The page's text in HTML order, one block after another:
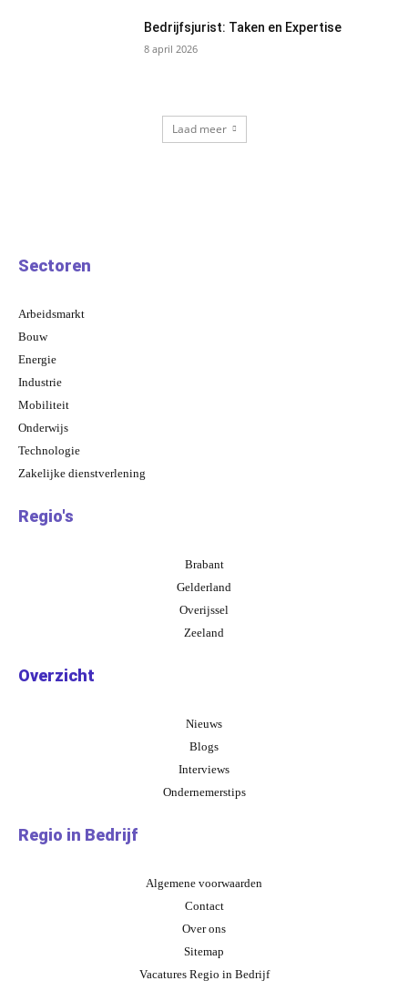
Bedrijfsjurist: Taken en Expertise
8 april 2026
Laad meer
Sectoren
Arbeidsmarkt
Bouw
Energie
Industrie
Mobiliteit
Onderwijs
Technologie
Zakelijke dienstverlening
Regio's
Brabant
Gelderland
Overijssel
Zeeland
Overzicht
Nieuws
Blogs
Interviews
Ondernemerstips
Regio in Bedrijf
Algemene voorwaarden
Contact
Over ons
Sitemap
Vacatures Regio in Bedrijf